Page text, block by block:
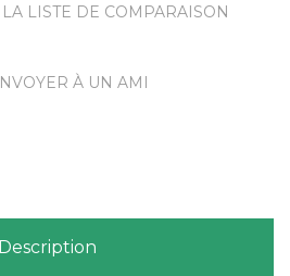
LISTE DE COMPARAISON
À UN AMI
Description